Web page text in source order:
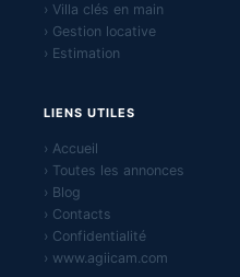
› Villa clés en main
› Gestion locative
› Estimation
LIENS UTILES
› Accueil
› Toutes les annonces
› Blog
› Contacts
› Confidentialité
› www.agiicam.com